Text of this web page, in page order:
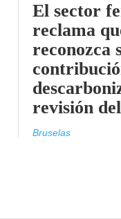
El sector
reclama
reconozca
revisión
Bruselas